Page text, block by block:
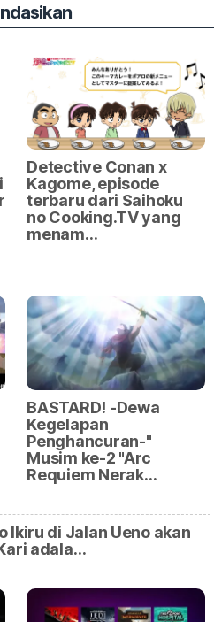
Detective Conan x
Kagome, episode
terbaru dari Saihoku
no Cooking.TV yang
menam…
BASTARD! -Dewa
Kegelapan
Penghancuran-"
Musim ke-2 "Arc
Requiem Nerak…
Ikiru di Jalan Ueno akan
adala…